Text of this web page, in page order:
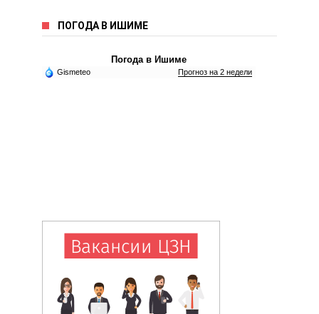
ПОГОДА В ИШИМЕ
Погода в Ишиме
Gismeteo Прогноз на 2 недели